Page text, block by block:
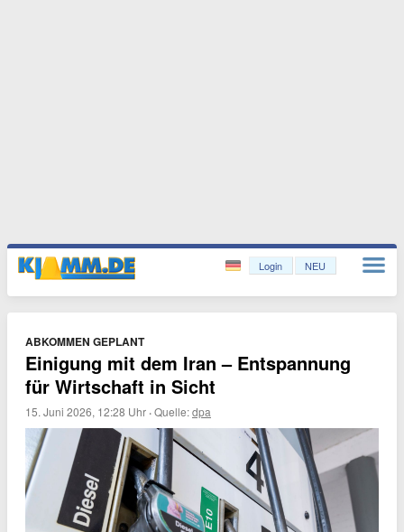
Login NEU
ABKOMMEN GEPLANT
Einigung mit dem Iran – Entspannung
für Wirtschaft in Sicht
15. Juni 2026, 12:28 Uhr ·Quelle:dpa